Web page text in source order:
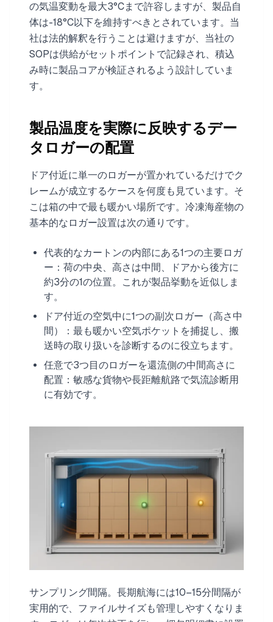
の気温変動を最大3°Cまで許容しますが、製品自
体は-18°C以下を維持すべきとされています。当
社は法的解釈を行うことは避けますが、当社の
SOPは供給がセットポイントで記録され、積込
み時に製品コアが検証されるよう設計していま
す。
製品温度を実際に反映するデー
タロガーの配置
ドア付近に単一のロガーが置かれているだけでク
レームが成立するケースを何度も見ています。そ
こは箱の中で最も暖かい場所です。冷凍海産物の
基本的なロガー設置は次の通りです。
代表的なカートンの内部にある1つの主要ロガ
ー：荷の中央、高さは中間、ドアから後方に
約3分の1の位置。これが製品挙動を近似しま
す。
ドア付近の空気中に1つの副次ロガー（高さ中
間）：最も暖かい空気ポケットを捕捉し、搬
送時の取り扱いを診断するのに役立ちます。
任意で3つ目のロガーを還流側の中間高さに
配置：敏感な貨物や長距離航路で気流診断用
に有効です。
サンプリング間隔。長期航海には10–15分間隔が
実用的で、ファイルサイズも管理しやすくなりま